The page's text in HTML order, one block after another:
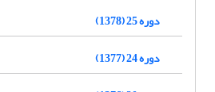
دوره 25 (1378)
دوره 24 (1377)